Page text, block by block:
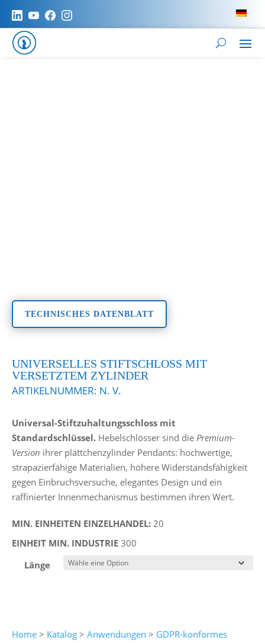
TECHNISCHES DATENBLATT
UNIVERSELLES STIFTSCHLOSS MIT
VERSETZTEM ZYLINDER
ARTIKELNUMMER: N. V.
Universal-Stiftzuhaltungsschloss mit
Standardschlüssel.Hebelschlösser sind die Premium-
Version ihrer plättchenzylinder Pendants: hochwertige,
strapazierfähige Materialien, höhere Widerstandsfähigkeit
gegen Einbruchsversuche, elegantes Design und ein
raffinierter Innenmechanismus bestimmen ihren Wert.
MIN. EINHEITEN EINZELHANDEL: 20
EINHEIT MIN. INDUSTRIE 300
Länge
Home> Katalog> Anwendungen > GDPR-konformes